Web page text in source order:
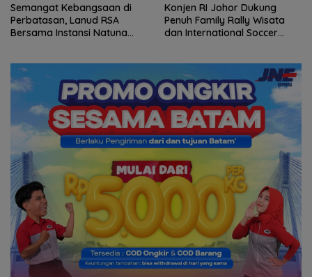
Semangat Kebangsaan di
Perbatasan, Lanud RSA
Bersama Instansi Natuna
Konjen RI Johor Dukung
Penuh Family Rally Wisata
dan International Soccer